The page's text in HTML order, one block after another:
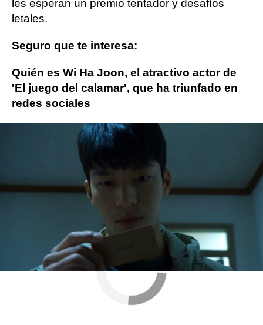
les esperan un premio tentador y desafíos
letales.
Seguro que te interesa:
Quién es Wi Ha Joon, el atractivo actor de
'El juego del calamar', que ha triunfado en
redes sociales
El juego del calamar
ObjetivoTV » Series